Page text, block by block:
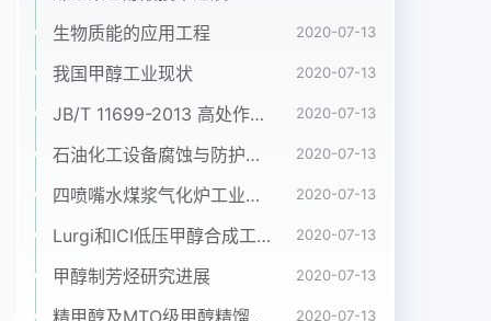
工技术经济, 2006,24(9):2005 ,34(2):87-88.33-
34 ,40.[5] 张军亮,赵宁,李军平,等，尿素醇解法合成
备碳酸二甲酯工艺模拟研究[J].石油化工. 2008 ,37:
317 ~319.酯的热力学分析[J].天然气化工,
2006,31(1):[6] 李春山,张香平，张锁江，等.加压-常
压精馏分离甲75-78.醇-碳酸”中国煤化工[].化工过程
[3]郑卓群 ,吴廷华,茆福林,等.尿素和甲醇制氨基甲酸
学报.200甲酯体系热力学分析[J].石油与天然气化
生物质能的应用工程 2020-07-13
我国甲醇工业现状 2020-07-13
JB/T 11699-2013 高处作业吊篮安装、拆卸、使用技术规程 2020-07-13
石油化工设备腐蚀与防护参考书十本免费下载，绝版珍藏 2020-07-13
四喷嘴水煤浆气化炉工业应用情况简介 2020-07-13
Lurgi和ICI低压甲醇合成工艺比较 2020-07-13
甲醇制芳烃研究进展 2020-07-13
精甲醇及MTO级甲醇精馏工艺技术进展 2020-07-13